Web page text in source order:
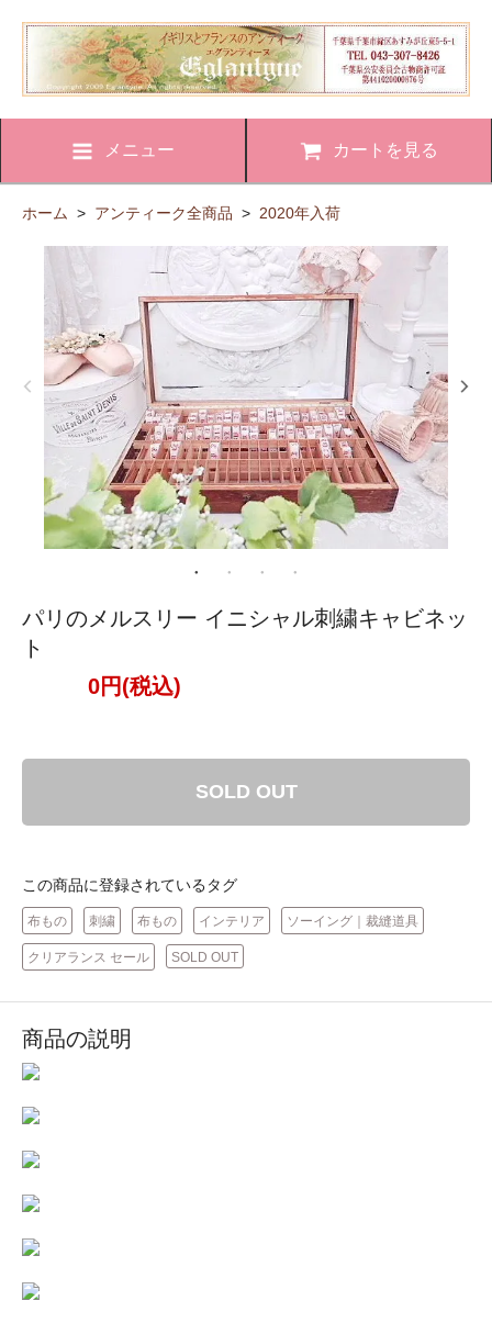
メニュー カートを見る
ホーム > アンティーク全商品 > 2020年入荷
パリのメルスリー イニシャル刺繍キャビネッ
ト
0円(税込)
SOLD OUT
この商品に登録されているタグ
布もの 刺繍 布もの インテリア ソーイング｜裁縫道具
クリアランス セール SOLD OUT
商品の説明